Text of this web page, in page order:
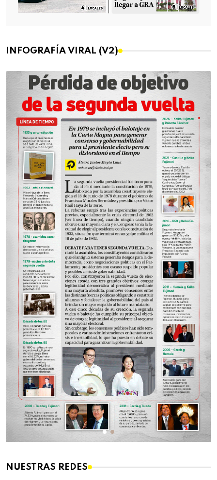
INFOGRAFÍA VIRAL (V2)
NUESTRAS REDES